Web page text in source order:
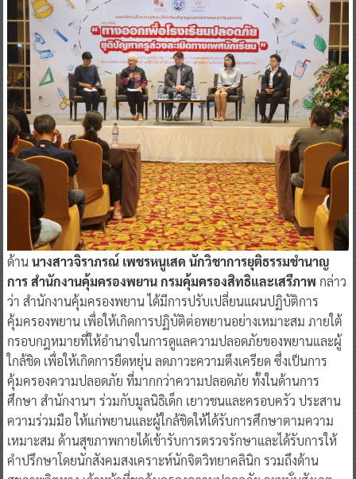
ด้านนางสาวจิราภรณ์ เพชรหนูเสด นักวิชาการยุติธรรมชำนาญ
การ สำนักงานคุ้มครองพยาน กรมคุ้มครองสิทธิและเสรีภาพ กล่าว
ว่า สำนักงานคุ้มครองพยาน ได้มีการปรับเปลี่ยนแผนปฏิบัติการ
คุ้มครองพยาน เพื่อให้เกิดการปฏิบัติต่อพยานอย่างเหมาะสม ภายใต้
กรอบกฎหมายที่ให้อำนาจในการดูแลความปลอดภัยของพยานและผู้
ใกล้ชิด เพื่อให้เกิดการยืดหยุ่น ลดภาวะความตึงเครียด ซึ่งเป็นการ
คุ้มครองความปลอดภัย ที่มากกว่าความปลอดภัย ทั้งในด้านการ
ศึกษา สำนักงานฯ ร่วมกับมูลนิธิเด็ก เยาวชนและครอบครัว ประสาน
ความร่วมมือ ให้แก่พยานและผู้ใกล้ชิดให้ได้รับการศึกษาตามความ
เหมาะสม ด้านสุขภาพกายได้เข้ารับการตรวจรักษาและได้รับการให้
คำปรึกษาโดยนักสังคมสงเคราะห์นักจิตวิทยาคลินิก รวมถึงด้าน